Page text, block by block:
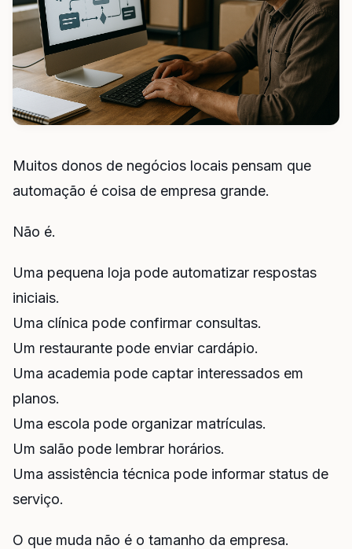
Muitos donos de negócios locais pensam que
automação é coisa de empresa grande.
Não é.
Uma pequena loja pode automatizar respostas
iniciais.
Uma clínica pode confirmar consultas.
Um restaurante pode enviar cardápio.
Uma academia pode captar interessados em
planos.
Uma escola pode organizar matrículas.
Um salão pode lembrar horários.
Uma assistência técnica pode informar status de
serviço.
O que muda não é o tamanho da empresa.